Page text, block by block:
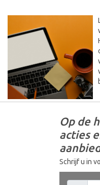
Op de
acties
Schrijf u in